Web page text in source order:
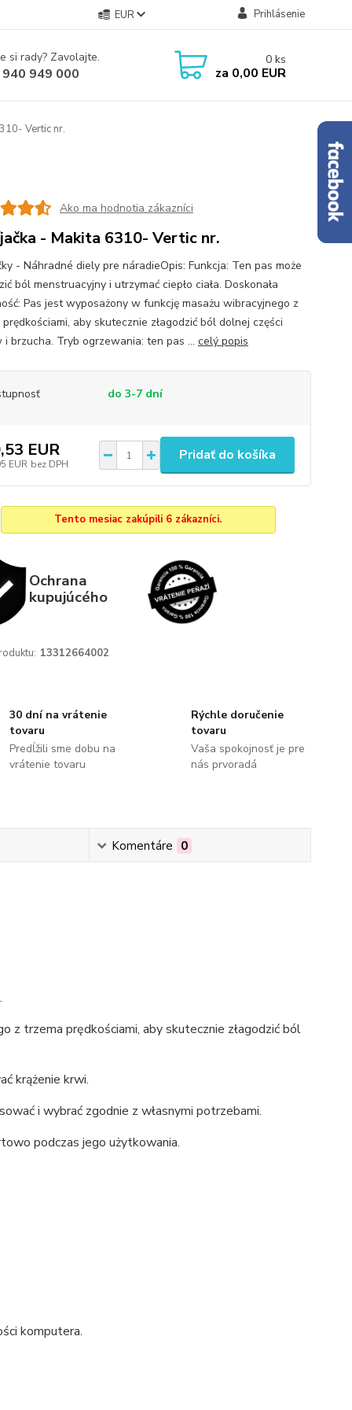
EUR Prihlásenie
si rady? Zavolajte.
949 000
0 ks
za 0,00 EUR
Vertic nr.
Ako ma hodnotia zákazníci
- Makita 6310- Vertic nr.
- Náhradné diely pre náradieOpis: Funkcja: Ten pas może
ból menstruacyjny i utrzymać ciepło ciała. Doskonała
Pas jest wyposażony w funkcję masażu wibracyjnego z
aby skutecznie złagodzić ból dolnej części
i brzucha. Tryb ogrzewania: ten pas ... celý popis
do 3-7 dní
EUR
EUR bez DPH
Pridať do košíka
Tento mesiac zakúpili 6 zákazníci.
Ochrana
kupujúcého
13312664002
30 dní na vrátenie
tovaru
Predĺžili sme dobu na
vrátenie tovaru
Rýchle doručenie
tovaru
Vaša spokojnosť je pre
nás prvoradá
Komentáre 0
z trzema prędkościami, aby skutecznie złagodzić ból
krążenie krwi.
i wybrać zgodnie z własnymi potrzebami.
podczas jego użytkowania.
komputera.